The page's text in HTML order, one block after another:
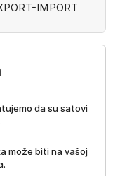
da su satovi
može biti na vašoj
IMPORT